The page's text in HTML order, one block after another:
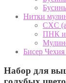
Нитки
CXC
ПНК
Бисер
Набор для